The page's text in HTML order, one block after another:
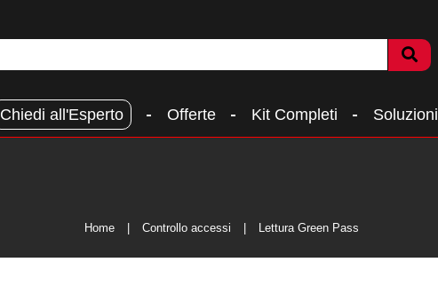
Chiedi all'Esperto Offerte Kit Completi Soluzioni
Home Controllo accessi Lettura Green Pass